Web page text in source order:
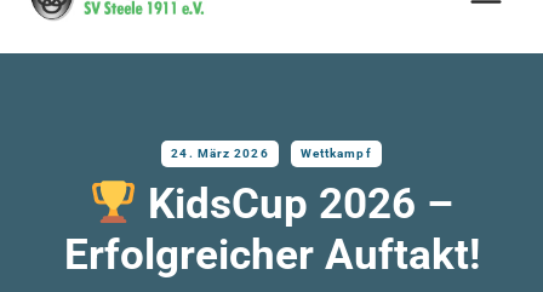
24. März 2026 Wettkampf
KidsCup 2026 –
Erfolgreicher Auftakt!